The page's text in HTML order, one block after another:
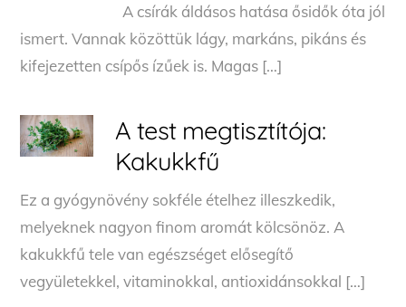
A csírák áldásos hatása ősidők óta jól
ismert. Vannak közöttük lágy, markáns, pikáns és
kifejezetten csípős ízűek is. Magas […]
A test megtisztítója:
Kakukkfű
Ez a gyógynövény sokféle ételhez illeszkedik,
melyeknek nagyon finom aromát kölcsönöz. A
kakukkfű tele van egészséget elősegítő
vegyületekkel, vitaminokkal, antioxidánsokkal […]